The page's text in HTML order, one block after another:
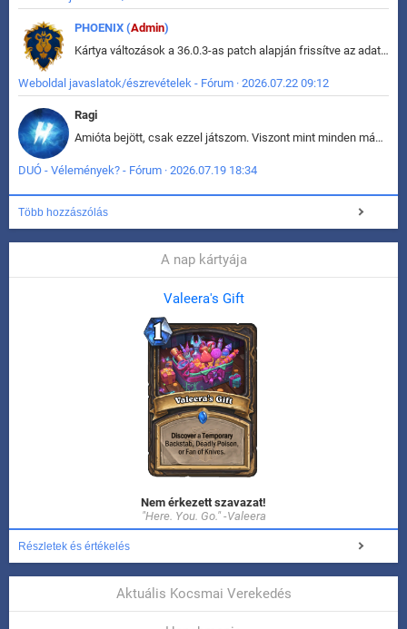
PHOENIX (Admin)
Kártya változások a 36.0.3-as patch alapján frissítve az adatbázisban (képek is cserélve).
Weboldal javaslatok/észrevételek - Fórum · 2026.07.22 09:12
Ragi
Amióta bejött, csak ezzel játszom. Viszont mint minden más - akár az alapjáték is, ez is baromira összetett lett. Néha már pár kör után is esélytelen az egész. Vagy irreállisan túltápol valaki, vagy lelép a partner, vagy csak hülye mint a segg. És amikor eljönne az én időm, na akkor jön el mindenki másé is. Engem jobban érdekelne, hogy ki milyen ratingen szokott játszani. Na ez lenne egy érdekes adat.
DUÓ - Vélemények? - Fórum · 2026.07.19 18:34
Több hozzászólás
A nap kártyája
Valeera's Gift
Nem érkezett szavazat!
"Here. You. Go." -Valeera
Részletek és értékelés
Aktuális Kocsmai Verekedés